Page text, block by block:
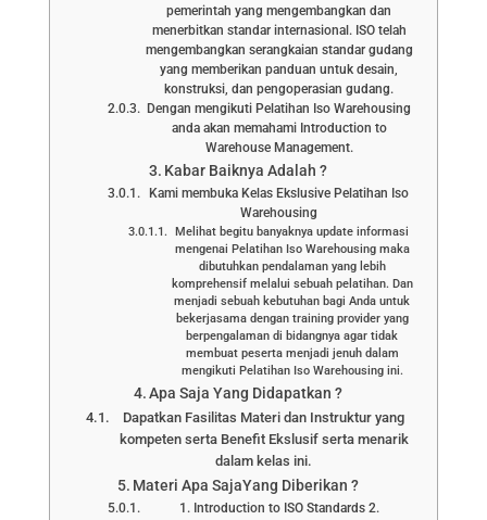
pemerintah yang mengembangkan dan
menerbitkan standar internasional. ISO telah
mengembangkan serangkaian standar gudang
yang memberikan panduan untuk desain,
konstruksi, dan pengoperasian gudang.
Dengan mengikuti Pelatihan Iso Warehousing
anda akan memahami Introduction to
Warehouse Management.
Kabar Baiknya Adalah ?
Kami membuka Kelas Ekslusive Pelatihan Iso
Warehousing
Melihat begitu banyaknya update informasi
mengenai Pelatihan Iso Warehousing maka
dibutuhkan pendalaman yang lebih
komprehensif melalui sebuah pelatihan. Dan
menjadi sebuah kebutuhan bagi Anda untuk
bekerjasama dengan training provider yang
berpengalaman di bidangnya agar tidak
membuat peserta menjadi jenuh dalam
mengikuti Pelatihan Iso Warehousing ini.
Apa Saja Yang Didapatkan ?
Dapatkan Fasilitas Materi dan Instruktur yang
kompeten serta Benefit Ekslusif serta menarik
dalam kelas ini.
Materi Apa SajaYang Diberikan ?
1. Introduction to ISO Standards 2.